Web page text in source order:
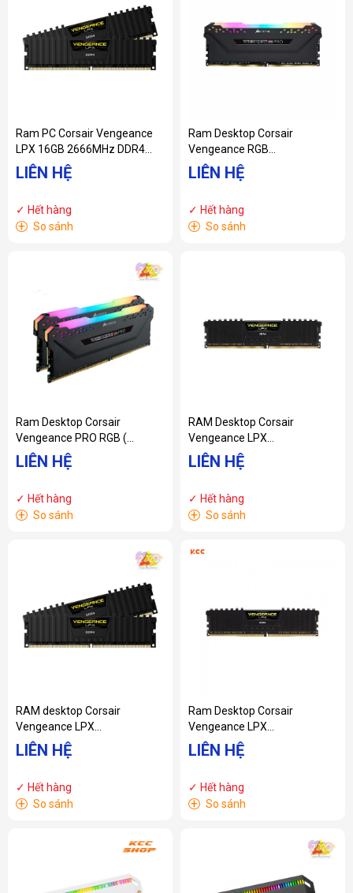
Ram PC Corsair Vengeance
LPX 16GB 2666MHz DDR4
(2x8GB)
CMK16GX4M2A2666C16
LIÊN HỆ
✓ Hết hàng
+ So sánh
Ram Desktop Corsair
Vengeance RGB
(CMW16GX4M1D3000C16)
16GB (1x16GB) DDR4
LIÊN HỆ
✓ Hết hàng
+ So sánh
Ram Desktop Corsair
Vengeance PRO RGB (
CMW32GX4M2D3600C18 )
32GB (2x16GB) DDR4
LIÊN HỆ
✓ Hết hàng
+ So sánh
RAM Desktop Corsair
Vengeance LPX
(CMK8GX4M1D3000C16) 8GB
(1x8GB) DDR4 3000MHz
LIÊN HỆ
✓ Hết hàng
+ So sánh
RAM desktop Corsair
Vengeance LPX
(CMK16GX4M2D300C16)
16GB (2x8GB) DDR4
LIÊN HỆ
✓ Hết hàng
+ So sánh
Ram Desktop Corsair
Vengeance LPX
(CMK16GX4M1D3000C16)
16GB (1x16GB) DDR4
LIÊN HỆ
✓ Hết hàng
+ So sánh